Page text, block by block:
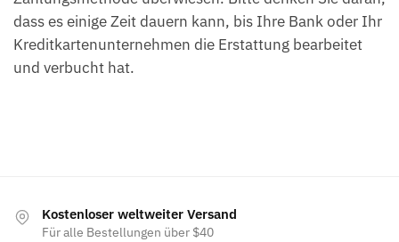
dass es einige Zeit dauern kann, bis Ihre Bank oder Ihr
Kreditkartenunternehmen die Erstattung bearbeitet
und verbucht hat.
Kostenloser weltweiter Versand
Für alle Bestellungen über $40